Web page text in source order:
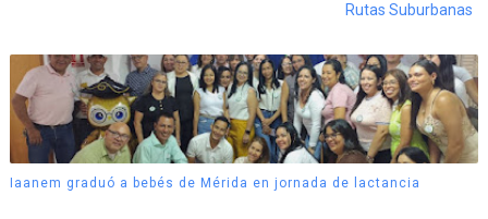
Rutas Suburbanas
Iaanem graduó a bebés de Mérida en jornada de lactancia